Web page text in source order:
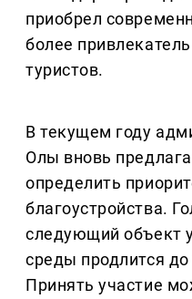
приобрел
более
туристов.
В текущем году
Олы вновь
определить
благоустройства.
следующий объект
среды продлится
Принять участие